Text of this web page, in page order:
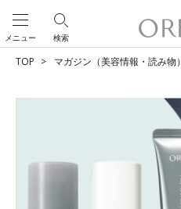
検索
メニュー
TOP マガジン（美容情報・読み物）